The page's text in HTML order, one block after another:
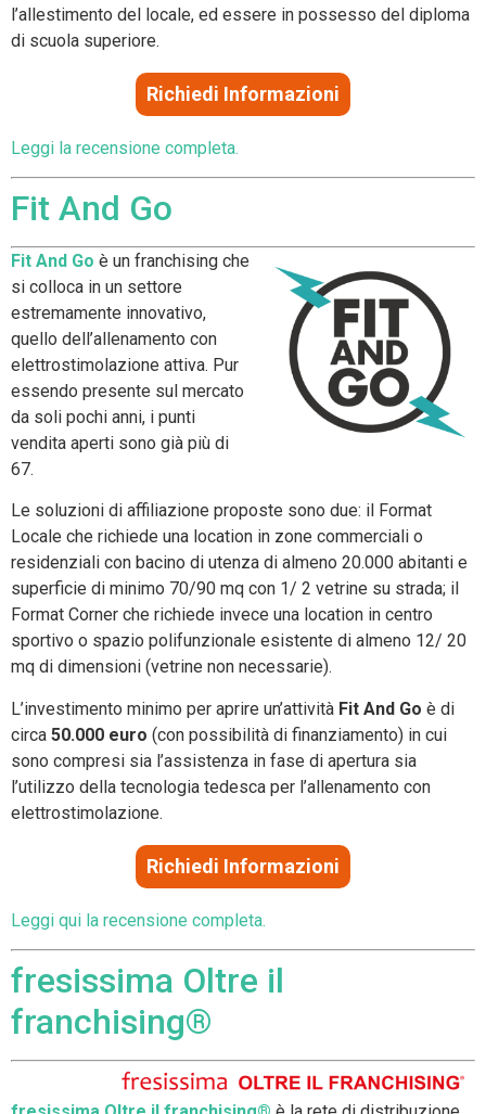
l’allestimento del locale, ed essere in possesso del diploma
di scuola superiore.
Richiedi Informazioni
Leggi la recensione completa.
Fit And Go
Fit And Go è un franchising che
si colloca in un settore
estremamente innovativo,
quello dell’allenamento con
elettrostimolazione attiva. Pur
essendo presente sul mercato
da soli pochi anni, i punti
vendita aperti sono già più di
67.
Le soluzioni di affiliazione proposte sono due: il Format
Locale che richiede una location in zone commerciali o
residenziali con bacino di utenza di almeno 20.000 abitanti e
superficie di minimo 70/90 mq con 1/ 2 vetrine su strada; il
Format Corner che richiede invece una location in centro
sportivo o spazio polifunzionale esistente di almeno 12/ 20
mq di dimensioni (vetrine non necessarie).
L’investimento minimo per aprire un’attività Fit And Go è di
circa 50.000 euro (con possibilità di finanziamento) in cui
sono compresi sia l’assistenza in fase di apertura sia
l’utilizzo della tecnologia tedesca per l’allenamento con
elettrostimolazione.
Richiedi Informazioni
Leggi qui la recensione completa.
fresissima Oltre il
franchising®